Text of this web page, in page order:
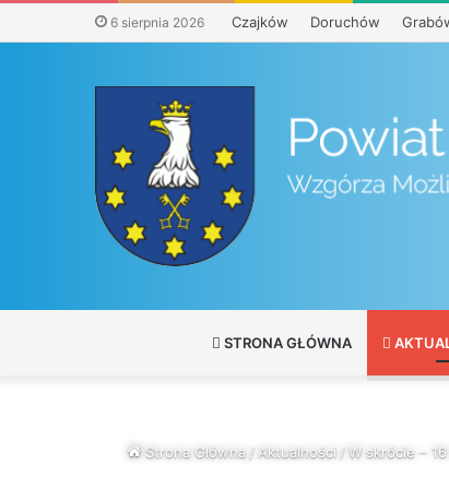
6 sierpnia 2026 Czajków Doruchów
STRONA GŁÓWNA
Strona Główna/ Aktualności /W skrócie –